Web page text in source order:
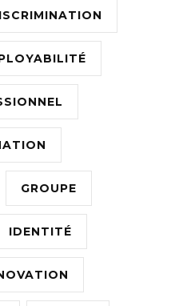
GROUPE
IDENTITÉ